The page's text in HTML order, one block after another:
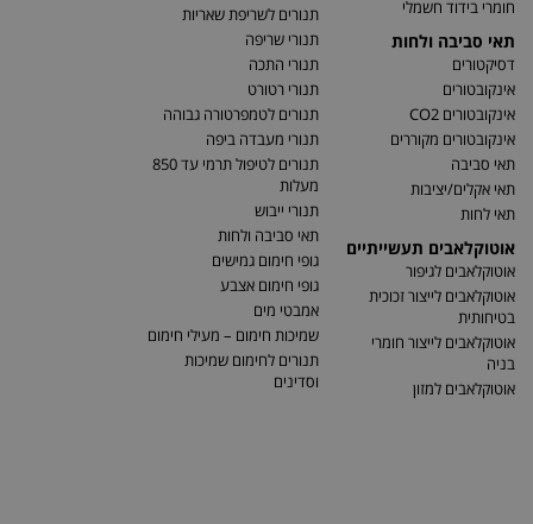
חומרי בידוד חשמלי
תאי סביבה ולחות
דסיקטורים
אינקובטורים
אינקובטורים CO2
אינקובטורים מקוררים
תאי סביבה
תאי אקלים/יציבות
תאי לחות
אוטוקלאבים תעשייתיים
אוטוקלאבים לגיפור
אוטוקלאבים לייצור זכוכית
בטיחותית
אוטוקלאבים לייצור חומרי
בניה
אוטוקלאבים למזון
תנורים לשריפת שאריות
תנורי שריפה
תנורי התכה
תנורי רטורט
תנורים לטמפרטורה גבוהה
תנורי מעבדה ביפה
תנורים לטיפול תרמי עד 850
מעלות
תנורי ייבוש
תאי סביבה ולחות
גופי חימום גמישים
גופי חימום אצבע
אמבטי מים
שמיכות חימום – מעילי חימום
תנורים לחימום שמיכות
וסדינים